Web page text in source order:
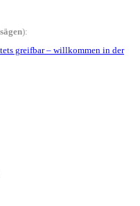
):
greifbar – willkommen in der